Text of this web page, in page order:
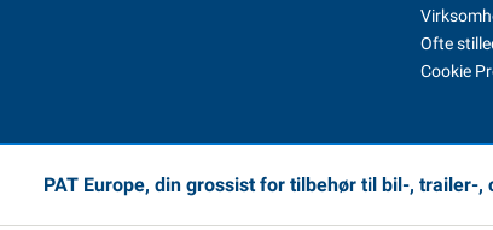
Ofte
Cookie
PAT Europe, din grossist for tilbehør til bil-, trailer-